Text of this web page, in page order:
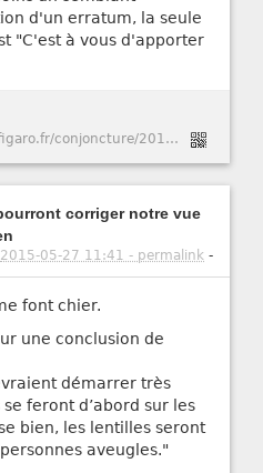
d'un erratum, la seule
"C'est à vous d'apporter
http://www.lefigaro.fr/conjoncture/2015/09/04/20002-20150904ARTFIG00047-les-francais-se-disent-prets-a-renoncer-aux-35-heures.php
corriger notre vue
2015-05-27 11:41 - permalink -
font chier.
une conclusion de
démarrer très
feront d’abord sur les
bien, les lentilles seront
aveugles."